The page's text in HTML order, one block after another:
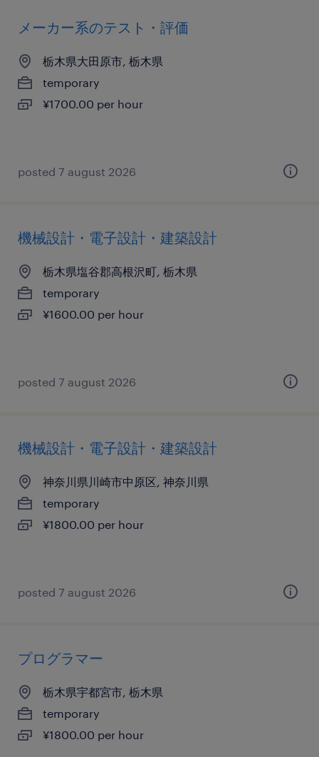
メーカー系のテスト・評価
栃木県大田原市, 栃木県
temporary
¥1700.00 per hour
posted 7 august 2026
機械設計・電子設計・建築設計
栃木県塩谷郡高根沢町, 栃木県
temporary
¥1600.00 per hour
posted 7 august 2026
機械設計・電子設計・建築設計
神奈川県川崎市中原区, 神奈川県
temporary
¥1800.00 per hour
posted 7 august 2026
プログラマー
栃木県宇都宮市, 栃木県
temporary
¥1800.00 per hour